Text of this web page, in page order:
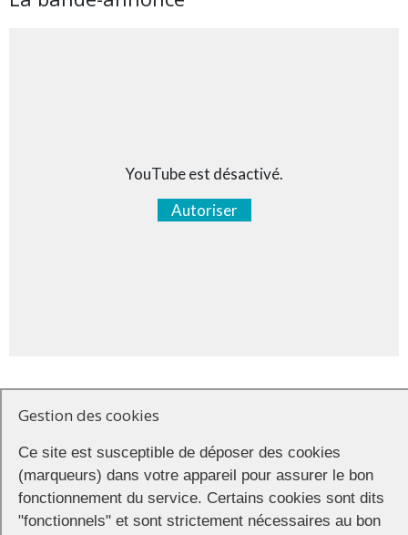
YouTube est désactivé.
Autoriser
Rendez-vous
Cinémas Studio
2 rue des Ursulines
37000 Tours
Gestion des cookies
Ce site est susceptible de déposer des cookies
(marqueurs) dans votre appareil pour assurer le bon
fonctionnement du service. Certains cookies sont dits
"fonctionnels" et sont strictement nécessaires au bon